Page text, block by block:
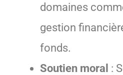
domaines
gestion
fonds.
Soutien moral :